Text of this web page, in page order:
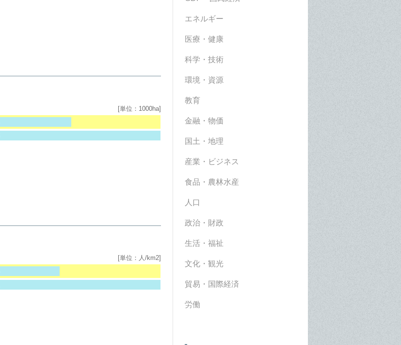
[単位：1000ha]
[単位：人/km2]
エネルギー
医療・健康
科学・技術
環境・資源
教育
金融・物価
国土・地理
産業・ビジネス
食品・農林水産
人口
政治・財政
生活・福祉
文化・観光
貿易・国際経済
労働